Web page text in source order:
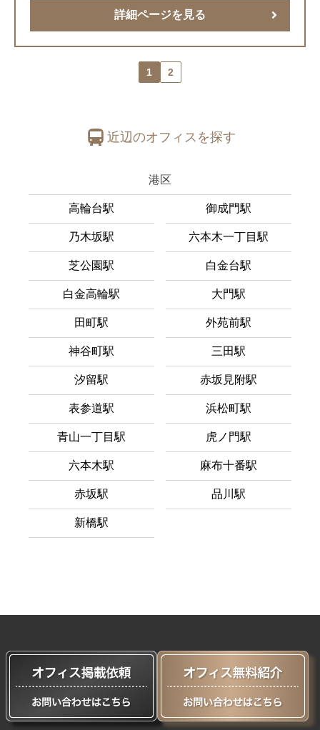
詳細ページを見る
1 2
近辺のオフィスを探す
港区
高輪台駅 御成門駅
乃木坂駅 六本木一丁目駅
芝公園駅 白金台駅
白金高輪駅 大門駅
田町駅 外苑前駅
神谷町駅 三田駅
汐留駅 赤坂見附駅
表参道駅 浜松町駅
青山一丁目駅 虎ノ門駅
六本木駅 麻布十番駅
赤坂駅 品川駅
新橋駅
お気に入り 閲覧履歴 運営者情報